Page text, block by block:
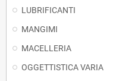
LUBRIFICANTI
MANGIMI
MACELLERIA
OGGETTISTICA VARIA